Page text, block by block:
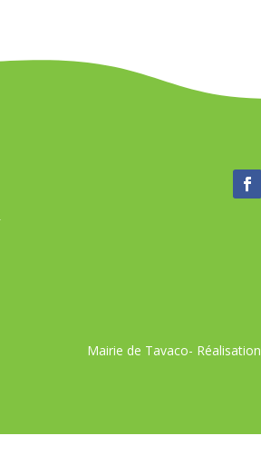
Mairie de Tavaco- Réalisation